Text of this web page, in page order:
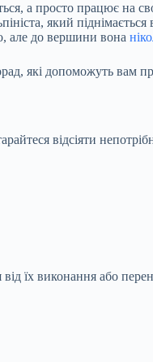
а просто працює
який
але до вершини вона
які допоможуть вам
відсіяти
їх виконання або